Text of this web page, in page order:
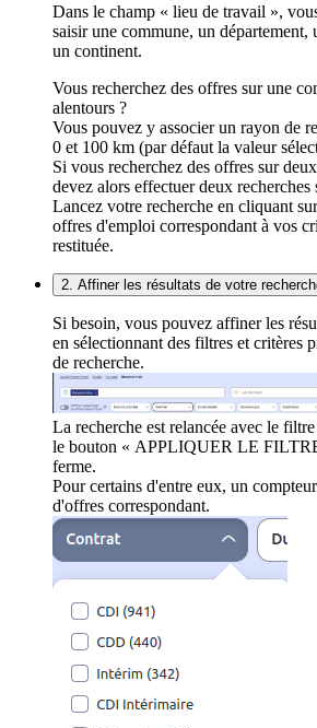
Dans le champ « lieu de travail »,
saisir une commune, un département,
un continent.
Vous recherchez des offres sur une
alentours ?
Vous pouvez y associer un rayon de
0 et 100 km (par défaut la valeur
Si vous recherchez des offres sur
devez alors effectuer deux recherches
Lancez votre recherche en cliquant
offres d'emploi correspondant à vos
restituée.
2. Affiner les résultats de votre
Si besoin, vous pouvez affiner les
en sélectionnant des filtres et critères
de recherche.
La recherche est relancée avec le
le bouton « APPLIQUER LE
ferme.
Pour certains d'entre eux, un
d'offres correspondant.